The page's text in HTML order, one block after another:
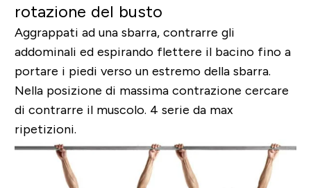
rotazione del busto
Aggrappati ad una sbarra, contrarre gli
addominali ed espirando flettere il bacino fino a
portare i piedi verso un estremo della sbarra.
Nella posizione di massima contrazione cercare
di contrarre il muscolo. 4 serie da max
ripetizioni.